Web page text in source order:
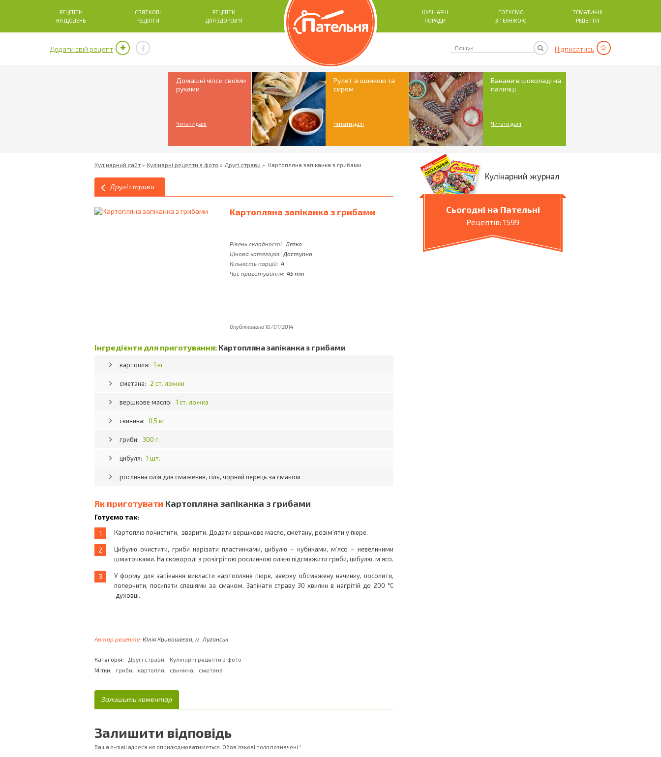
РЕЦЕПТИ
НА ЩОДЕНЬ
СВЯТКОВІ
РЕЦЕПТИ
РЕЦЕПТИ
ДЛЯ ЗДОРОВ'Я
КУЛІНАРНІ
ПОРАДИ
ГОТУЄМО
З ТЕХНІКОЮ
ТЕМАТИЧНІ
РЕЦЕПТИ
Додати свій рецепт Підписатись
Домашні чіпси своїми
руками
Читати далі
Рулет зі шинкою та
сиром
Читати далі
Банани в шоколаді на
паличці
Читати далі
Кулінарний сайт » Кулінарні рецепти з фото » Другі страви » Картопляна запіканка з грибами
Другі страви
Картопляна запіканка з грибами
Рівень складності: Легко
Цінова категорія: Доступно
Кількість порцій: 4
Час приготування: 45 min
Опубліковано 10/01/2014
Інгредієнти для приготування: Картопляна запіканка з грибами
картопля: 1 кг
сметана: 2 ст. ложки
вершкове масло: 1 ст. ложка
свинина: 0,5 кг
гриби: 300 г.
цибуля: 1 шт.
рослинна олія для смаження, сіль, чорний перець за смаком
Як приготувати Картопляна запіканка з грибами
Готуємо так:
Картоплю почистити, зварити. Додати вершкове масло, сметану, розім’яти у пюре.
Цибулю очистити, гриби нарізати пластинками, цибулю – кубиками, м’ясо – невеликими
шматочками. На сковороді з розігрітою рослинною олією підсмажити гриби, цибулю, м’ясо.
У форму для запікання викласти картопляне пюре, зверху обсмажену начинку, посолити,
поперчити, посипати спеціями за смаком. Запікати страву 30 хвилин в нагрітій до 200 °С
духовці.
Автор рецепту: Юлія Кривошеєва, м. Луганськ
Категорія: Другі страви,
Кулінарні рецепти з фото
Мітки:
гриби, картопля, свинина, сметана
Залишити коментар
Залишити відповідь
Ваша e-mail адреса не оприлюднюватиметься. Обов’язкові поля позначені *
Кулінарний журнал
Сьогодні на Пательні
Рецептів: 1599